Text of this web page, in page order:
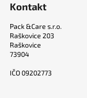
Kontakt
Pack &Care s.r.o.
Raškovice 203
Raškovice
73904
IČO 09202773